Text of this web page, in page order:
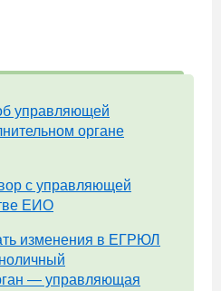
управляющей
органе
с управляющей
ЕИО
изменения в ЕГРЮЛ
— управляющая